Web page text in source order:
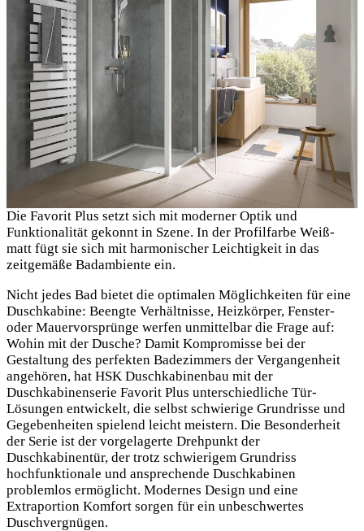
Die Favorit Plus setzt sich mit moderner Optik und
Funktionalität gekonnt in Szene. In der Profilfarbe Weiß-
matt fügt sie sich mit harmonischer Leichtigkeit in das
zeitgemäße Badambiente ein.
Nicht jedes Bad bietet die optimalen Möglichkeiten für eine
Duschkabine: Beengte Verhältnisse, Heizkörper, Fenster-
oder Mauervorsprünge werfen unmittelbar die Frage auf:
Wohin mit der Dusche? Damit Kompromisse bei der
Gestaltung des perfekten Badezimmers der Vergangenheit
angehören, hat HSK Duschkabinenbau mit der
Duschkabinenserie Favorit Plus unterschiedliche Tür-
Lösungen entwickelt, die selbst schwierige Grundrisse und
Gegebenheiten spielend leicht meistern. Die Besonderheit
der Serie ist der vorgelagerte Drehpunkt der
Duschkabinentür, der trotz schwierigem Grundriss
hochfunktionale und ansprechende Duschkabinen
problemlos ermöglicht. Modernes Design und eine
Extraportion Komfort sorgen für ein unbeschwertes
Duschvergnügen.